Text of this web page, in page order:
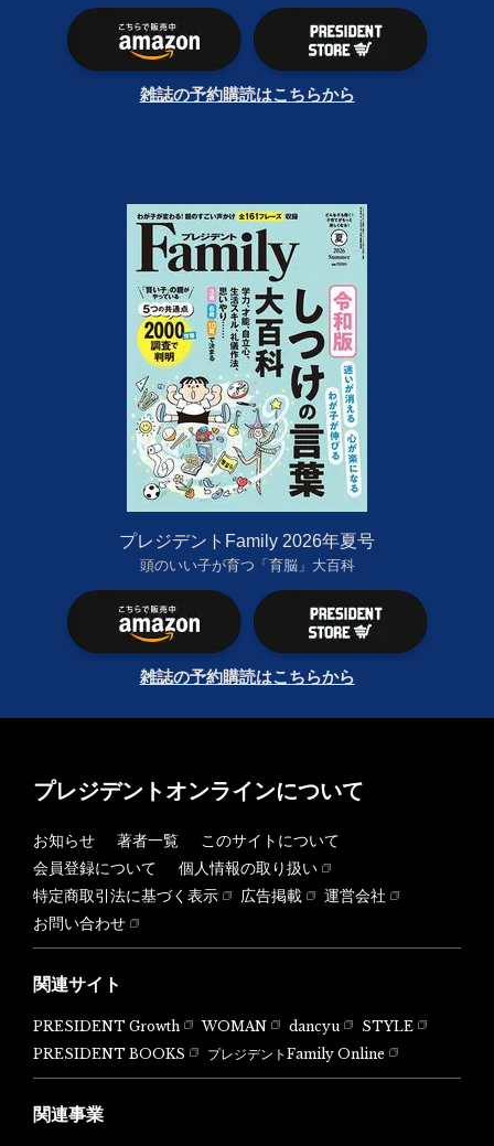
雑誌の予約購読はこちらから
プレジデントFamily 2026年夏号
頭のいい子が育つ「育脳」大百科
雑誌の予約購読はこちらから
プレジデントオンラインについて
お知らせ 著者一覧
このサイトについて
会員登録について
個人情報の取り扱い
特定商取引法に基づく表示
広告掲載
運営会社
お問い合わせ
関連サイト
PRESIDENT Growth WOMAN dancyu
STYLE
PRESIDENT BOOKS
プレジデントFamily Online
関連事業